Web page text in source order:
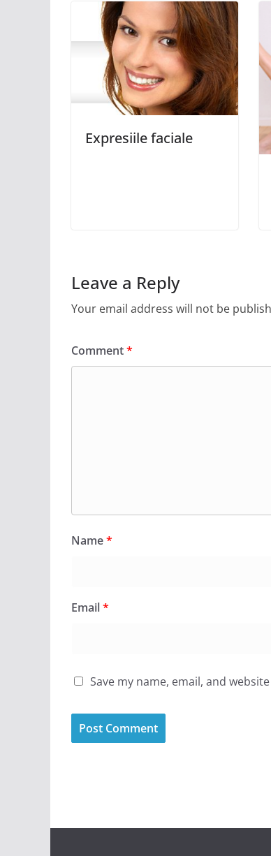
Expresiile faciale
Leave a Reply
Your email address will not be
Comment*
Name*
Email*
Save my name, email, and